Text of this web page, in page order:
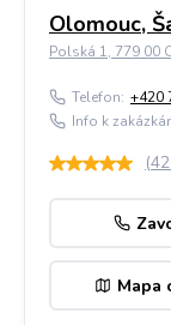
Olomouc,
Polská 1, 779 00
Telefon: +420
Info k
(
Mapa